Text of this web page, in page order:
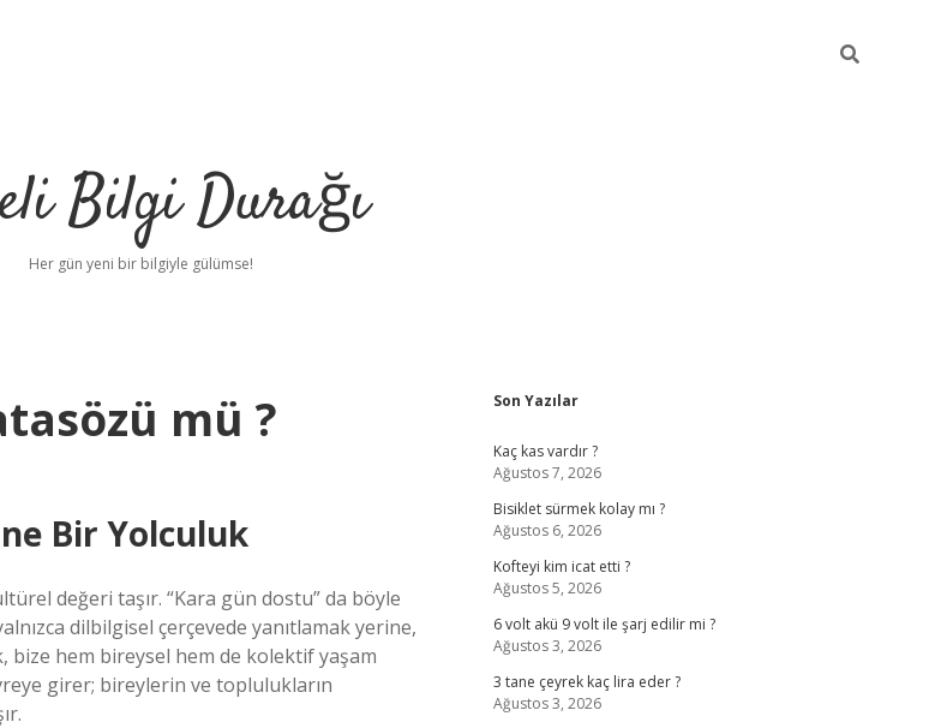
Bilgi Durağı
Her gün yeni bir bilgiyle gülümse!
mü ?
Bir Yolculuk
değeri taşır. “Kara gün dostu” da böyle
dilbilgisel çerçevede yanıtlamak yerine,
bize hem bireysel hem de kolektif yaşam
girer; bireylerin ve toplulukların
Sidebar
Son Yazılar
Kaç kas vardır ?
Ağustos 7, 2026
Bisiklet sürmek kolay mı ?
Ağustos 6, 2026
Kofteyi kim icat etti ?
Ağustos 5, 2026
6 volt akü 9 volt ile şarj edilir mi ?
Ağustos 3, 2026
3 tane çeyrek kaç lira eder ?
Ağustos 3, 2026